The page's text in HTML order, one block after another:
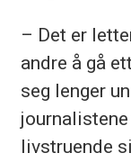
– Det er
andre å gå
seg lenger
livstruende